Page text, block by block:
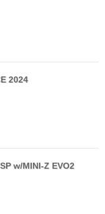
2024
w/MINI-Z EVO2